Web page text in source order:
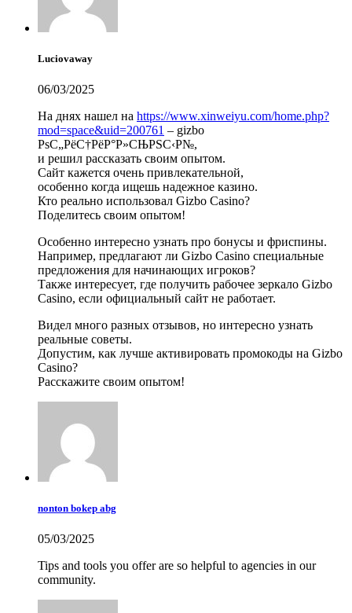
Luciovaway
06/03/2025
На днях нашел на https://www.xinweiyu.com/home.php?
mod=space&uid=200761 – gizbo
РѕС„РёС†РёР°Р»СЊРЅС‹Р№,
и решил рассказать своим опытом.
Сайт кажется очень привлекательной,
особенно когда ищешь надежное казино.
Кто реально использовал Gizbo Casino?
Поделитесь своим опытом!
Особенно интересно узнать про бонусы и фриспины.
Например, предлагают ли Gizbo Casino специальные
предложения для начинающих игроков?
Также интересует, где получить рабочее зеркало Gizbo
Casino, если официальный сайт не работает.
Видел много разных отзывов, но интересно узнать
реальные советы.
Допустим, как лучше активировать промокоды на Gizbo
Casino?
Расскажите своим опытом!
nonton bokep abg
05/03/2025
Tips and tools you offer are so helpful to agencies in our
community.